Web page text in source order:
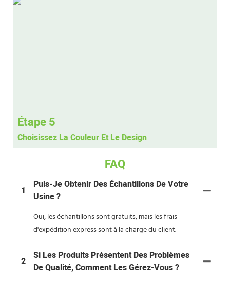
Étape 5
Choisissez La Couleur Et Le Design
FAQ
1
Puis-Je Obtenir Des Échantillons De Votre
Usine ?
Oui, les échantillons sont gratuits, mais les frais
d'expédition express sont à la charge du client.
2
Si Les Produits Présentent Des Problèmes
De Qualité, Comment Les Gérez-Vous ?